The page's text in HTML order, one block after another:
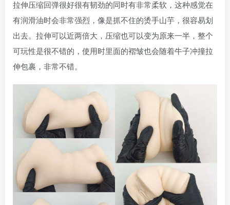
拉伸压缩回弹很好很有韧劲的同时有非常柔软，这种感觉在
有润滑油时会非常强烈，像是抓不住的烫手山芋，很容易划
出去。拉伸可以近两倍大，压缩也可以变为原来一半，整个
可玩性是很不错的，使用时里面的褶皱也会随着牛子冲撞拉
伸包裹，非常不错。